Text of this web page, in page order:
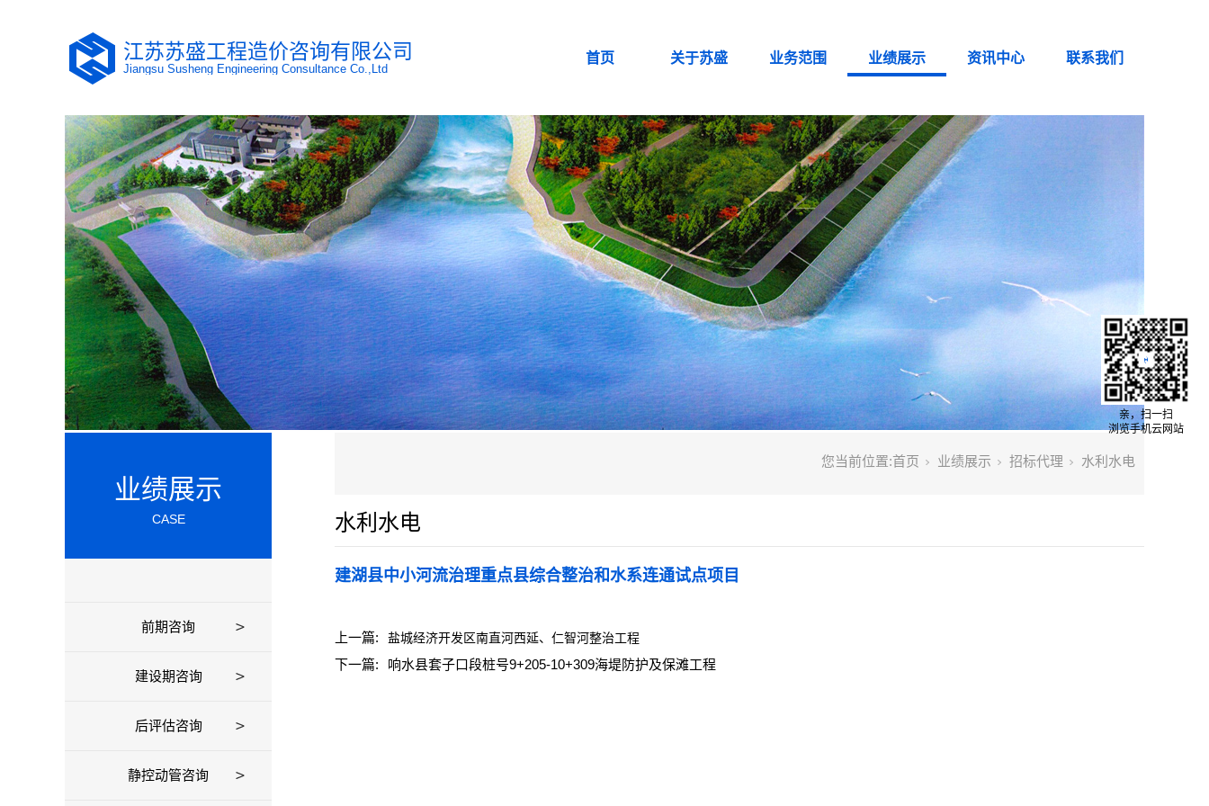
江苏苏盛工程造价咨询有限公司
Jiangsu Susheng Engineering Consultance Co.,Ltd
首页 关于苏盛 业务范围 业绩展示 资讯中心 联系我们
业绩展示
CASE
前期咨询
建设期咨询
后评估咨询
静控动管咨询
您当前位置:首页 业绩展示 招标代理 水利水电
水利水电
建湖县中小河流治理重点县综合整治和水系连通试点项目
上一篇: 盐城经济开发区南直河西延、仁智河整治工程
下一篇: 响水县套子口段桩号9+205-10+309海堤防护及保滩工程
亲，扫一扫
浏览手机云网站